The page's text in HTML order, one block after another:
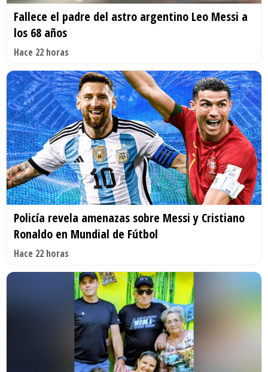
Fallece el padre del astro argentino Leo Messi a
los 68 años
Hace 22 horas
Policía revela amenazas sobre Messi y Cristiano
Ronaldo en Mundial de Fútbol
Hace 22 horas